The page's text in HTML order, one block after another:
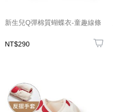
新生兒Q彈棉質蝴蝶衣-童趣線條
NT$290